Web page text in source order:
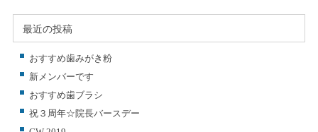
最近の投稿
おすすめ歯みがき粉
新メンバーです
おすすめ歯ブラシ
祝３周年☆院長バースデー